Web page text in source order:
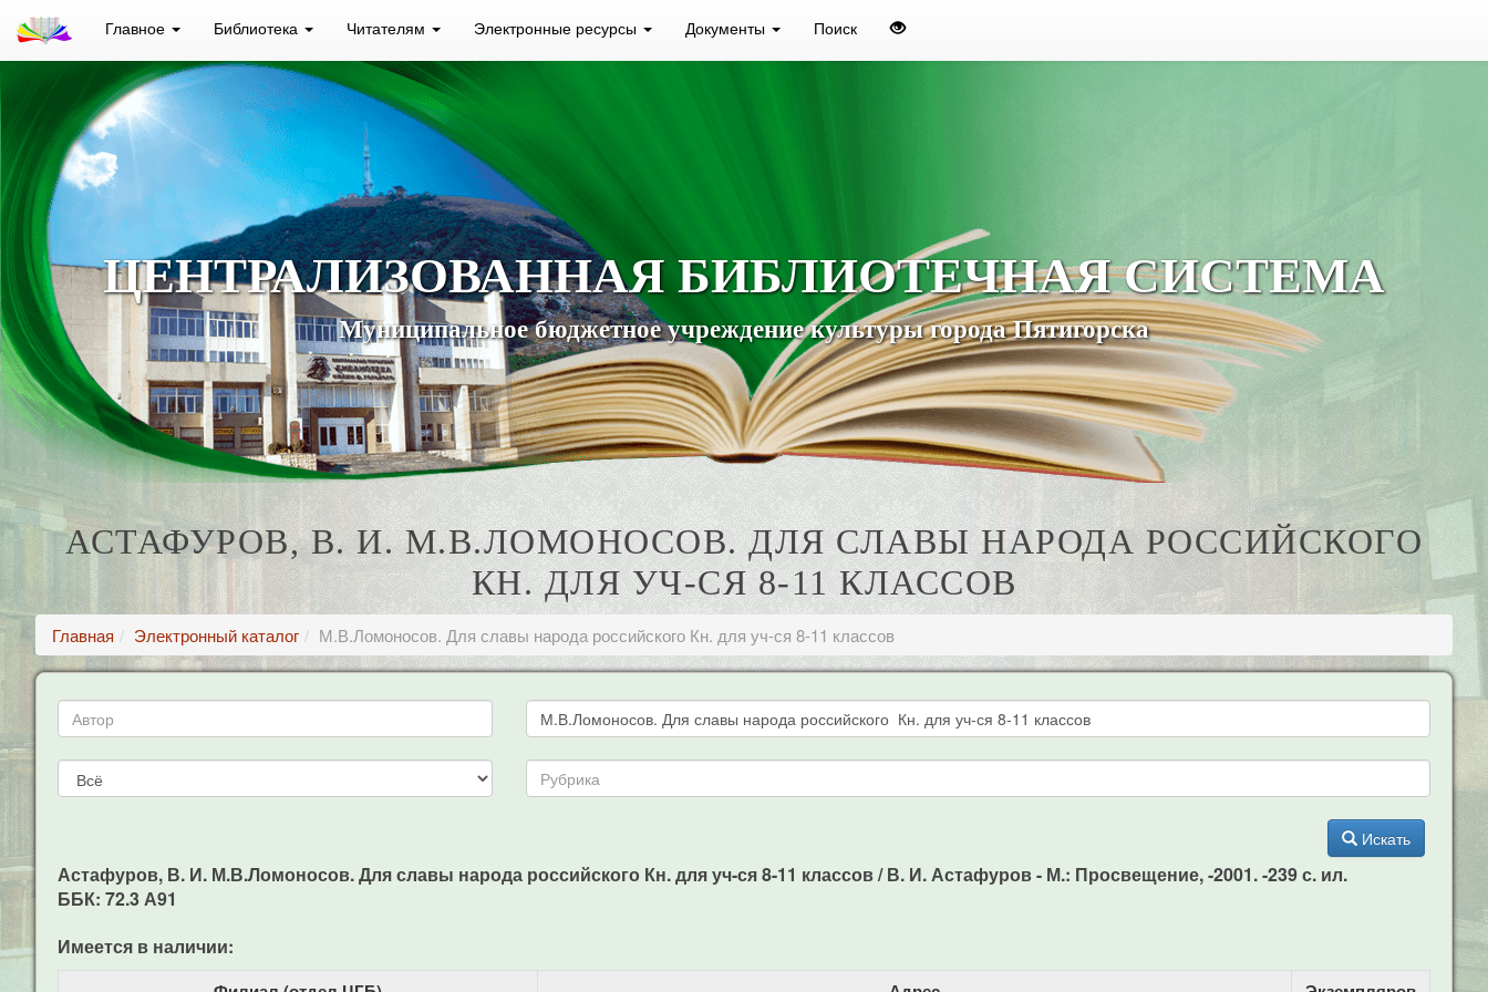
Главное Библиотека Читателям Электронные ресурсы Документы Поиск
ЦЕНТРАЛИЗОВАННАЯ БИБЛИОТЕЧНАЯ СИСТЕМА
Муниципальное бюджетное учреждение культуры города Пятигорска
АСТАФУРОВ, В. И. М.В.ЛОМОНОСОВ. ДЛЯ СЛАВЫ НАРОДА РОССИЙСКОГО
КН. ДЛЯ УЧ-СЯ 8-11 КЛАССОВ
Главная Электронный каталог М.В.Ломоносов. Для славы народа российского Кн. для уч-ся 8-11 классов
Искать
Астафуров, В. И. М.В.Ломоносов. Для славы народа российского Кн. для уч-ся 8-11 классов / В. И. Астафуров - М.: Просвещение, -2001. -239 с. ил.
ББК: 72.3 А91
Имеется в наличии: